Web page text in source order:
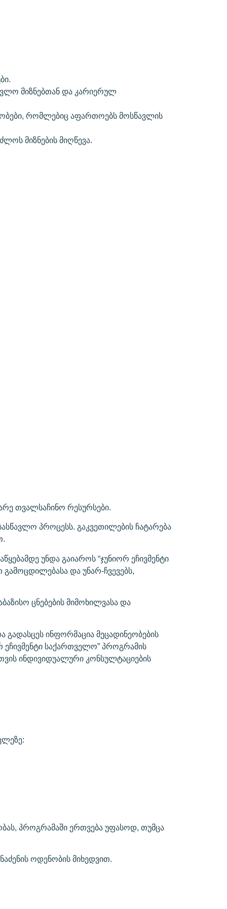
მიზნებთან და კარიერულ
რომლებიც აფართოებს მოსწავლის
მიზნების მიღწევა.
თვალსაჩინო რესურსები.
პროცესს. გაკვეთილების ჩატარება
უნდა გაიაროს “ჯუნიორ ეჩივმენტი
და უნარ-ჩვევებს,
ცნებების მიმოხილვასა და
ინფორმაცია მეცადინეობების
ეჩივმენტი საქართველო” პროგრამის
ინდივიდუალური კონსულტაციების
პროგრამაში ერთვება უფასოდ, თუმცა
ოდენობის მიხედვით.